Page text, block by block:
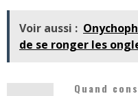
Voir aussi :
de se ronger les
Quand